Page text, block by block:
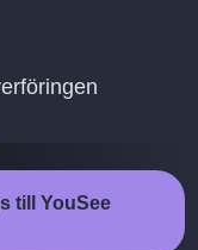
till YouSee